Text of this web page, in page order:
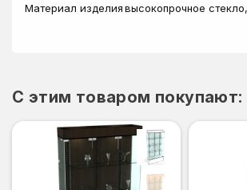
Материал изделиявысокопрочное
C этим товаром покупают: